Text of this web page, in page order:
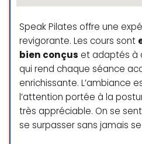
la
consulté
années avec
différents,
chaque fois
douceur et
renouvellerai
confiance
Je
Speak Pilates offre une
revigorante. Les cours sont
bien conçus et adaptés à
qui rend chaque séance
enrichissante. L’ambiance
l’attention portée à la
très appréciable. On se
se surpasser sans jamais